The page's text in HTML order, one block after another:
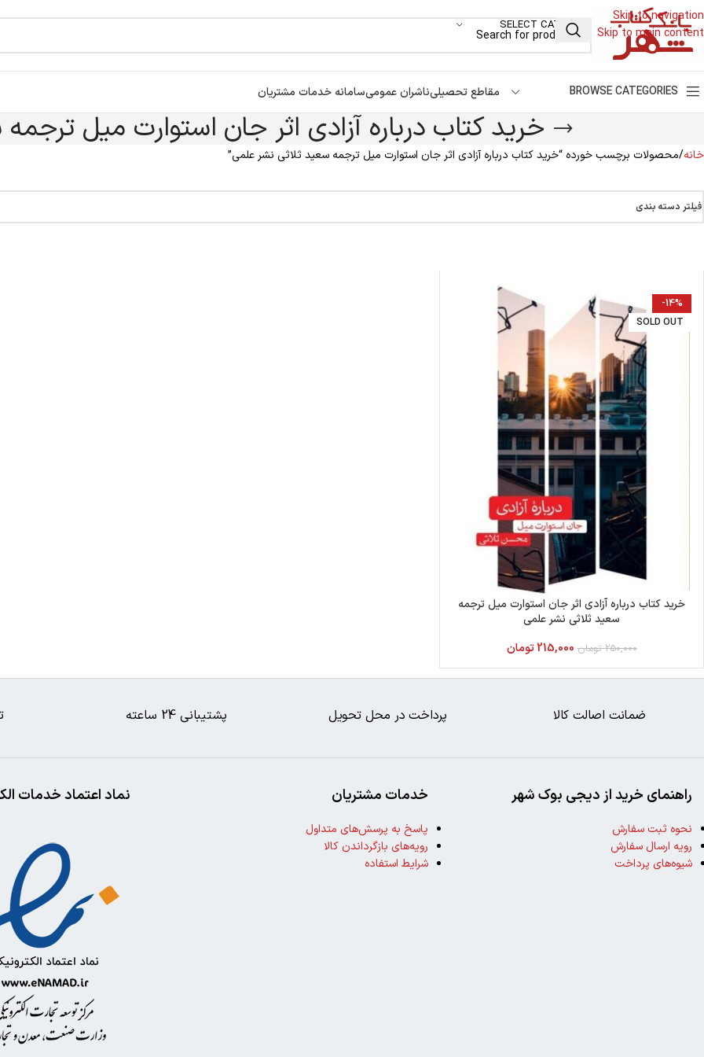
Skip to navigation
Skip to main content
SELECT CATEGORY
BROWSE CATEGORIES مقاطع تحصیلیناشران عمومیسامانه خدمات مشتریان
خرید کتاب درباره آزادی اثر جان استوارت میل
خانه محصولات برچسب خورده “خرید کتاب درباره آزادی اثر جان استوارت میل ترجمه سعید ثلاثی نشر علمی”
فیلتر دسته بندی
-14%
SOLD OUT
خرید کتاب درباره آزادی اثر جان استوارت میل ترجمه
سعید ثلاثی نشر علمی
250,000 تومان 215,000 تومان
ضمانت اصالت کالا پرداخت در محل تحویل پشتیبانی 24 ساعته
نماد اعتماد خدمات خدمات مشتریان
پاسخ به پرسش‌های متداول
رویه‌های بازگرداندن کالا
شرایط استفاده
راهنمای خرید از دیجی بوک شهر
نحوه ثبت سفارش
رویه ارسال سفارش
شیوه‌های پرداخت